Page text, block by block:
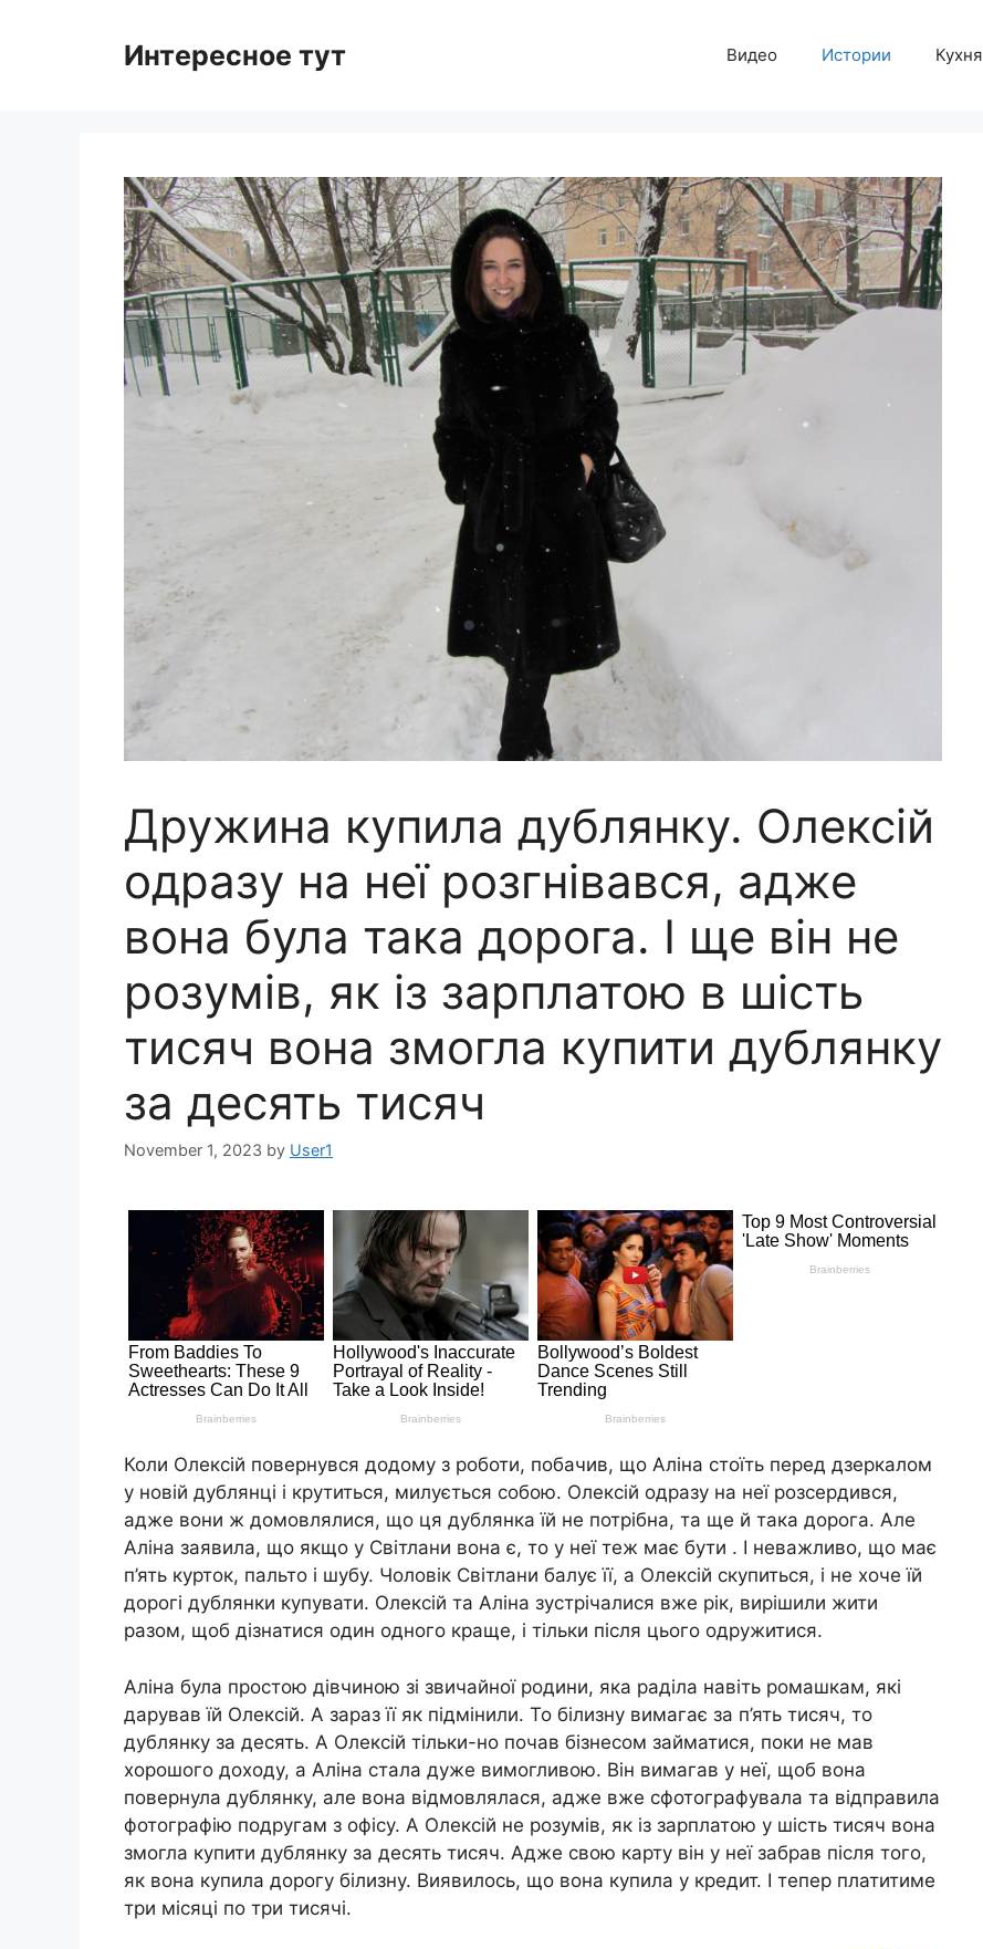
Интересное тут Видео Истории Кухня
Дружина купила дублянку. Олексій
одразу на неї розгнівався, адже
вона була така дорога. І ще він не
розумів, як із зарплатою в шість
тисяч вона змогла купити дублянку
за десять тисяч
November 1, 2023 by User1
Коли Олексій повернувся додому з роботи, побачив, що Аліна стоїть перед дзеркалом
у новій дублянці і крутиться, милується собою. Олексій одразу на неї розсердився,
адже вони ж домовлялися, що ця дублянка їй не потрібна, та ще й така дорога. Але
Аліна заявила, що якщо у Світлани вона є, то у неї теж має бути . І неважливо, що має
п’ять курток, пальто і шубу. Чоловік Світлани балує її, а Олексій скупиться, і не хоче їй
дорогі дублянки купувати. Олексій та Аліна зустрічалися вже рік, вирішили жити
разом, щоб дізнатися один одного краще, і тільки після цього одружитися.
Аліна була простою дівчиною зі звичайної родини, яка раділа навіть ромашкам, які
дарував їй Олексій. А зараз її як підмінили. То білизну вимагає за п’ять тисяч, то
дублянку за десять. А Олексій тільки-но почав бізнесом займатися, поки не мав
хорошого доходу, а Аліна стала дуже вимогливою. Він вимагав у неї, щоб вона
повернула дублянку, але вона відмовлялася, адже вже сфотографувала та відправила
фотографію подругам з офісу. А Олексій не розумів, як із зарплатою у шість тисяч вона
змогла купити дублянку за десять тисяч. Адже свою карту він у неї забрав після того,
як вона купила дорогу білизну. Виявилось, що вона купила у кредит. І тепер платитиме
три місяці по три тисячі.